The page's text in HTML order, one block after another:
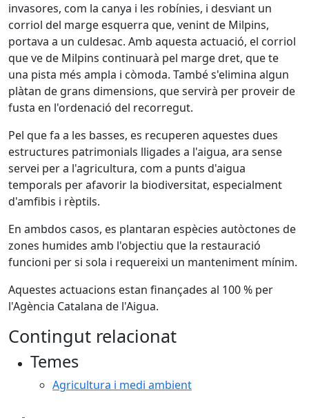
invasores, com la canya i les robínies, i desviant un
corriol del marge esquerra que, venint de Milpins,
portava a un culdesac. Amb aquesta actuació, el corriol
que ve de Milpins continuarà pel marge dret, que te
una pista més ampla i còmoda. També s'elimina algun
plàtan de grans dimensions, que servirà per proveir de
fusta en l'ordenació del recorregut.
Pel que fa a les basses, es recuperen aquestes dues
estructures patrimonials lligades a l'aigua, ara sense
servei per a l'agricultura, com a punts d'aigua
temporals per afavorir la biodiversitat, especialment
d'amfibis i rèptils.
En ambdos casos, es plantaran espècies autòctones de
zones humides amb l'objectiu que la restauració
funcioni per si sola i requereixi un manteniment mínim.
Aquestes actuacions estan finançades al 100 % per
l'Agència Catalana de l'Aigua.
Contingut relacionat
Temes
Agricultura i medi ambient